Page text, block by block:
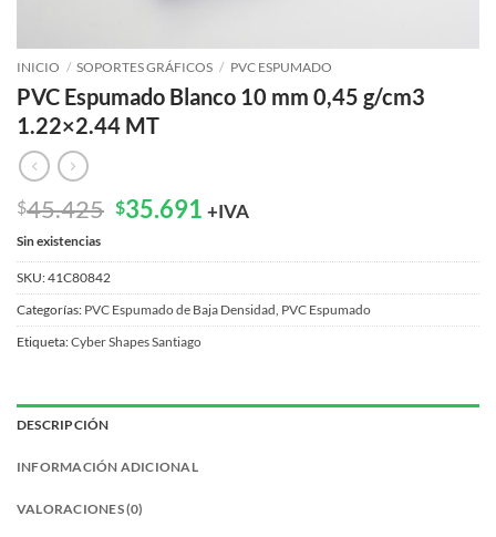
INICIO / SOPORTES GRÁFICOS / PVC ESPUMADO
PVC Espumado Blanco 10 mm 0,45 g/cm3
1.22×2.44 MT
$45.425 El
original
$45.425.
$35.691El
actual
$35.691.
+IVA
Sin existencias
SKU:41C80842
Categorías: PVC Espumado de Baja Densidad PVC Espumado
Etiqueta:Cyber Shapes Santiago
DESCRIPCIÓN
INFORMACIÓN ADICIONAL
VALORACIONES (0)